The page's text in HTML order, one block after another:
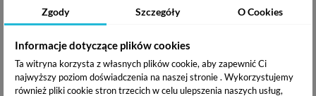
Zgody Szczegóły O Cookies
Informacje dotyczące plików cookies
Ta witryna korzysta z własnych plików cookie, aby zapewnić Ci
najwyższy poziom doświadczenia na naszej stronie . Wykorzystujemy
również pliki cookie stron trzecich w celu ulepszenia naszych usług,
DOSTAWA I PŁATNOŚĆ